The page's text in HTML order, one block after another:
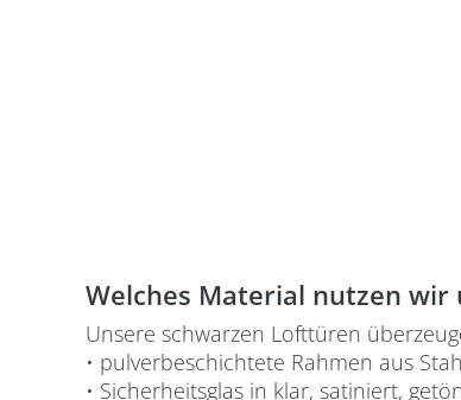
Welches Material nutzen
Unsere schwarzen Lofttüren
• pulverbeschichtete Rahmen aus
• Sicherheitsglas in klar, satiniert,